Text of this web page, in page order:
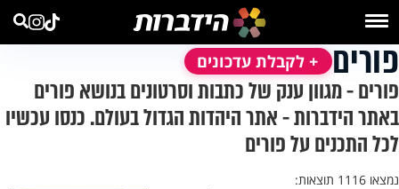
פורים + לקבלת עדכונים
פורים - מגוון ענק של כתבות וסרטונים בנושא פורים
באתר הידברות - אתר היהדות הגדול בעולם. כנסו עכשיו
לכל התכנים על פורים
נמצאו 1116 תוצאות: